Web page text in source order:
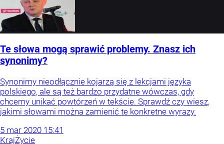
Te słowa mogą sprawić problemy. Znasz ich
synonimy?
Synonimy nieodłącznie kojarzą się z lekcjami języka
polskiego, ale są też bardzo przydatne wówczas, gdy
chcemy unikać powtórzeń w tekście. Sprawdź czy wiesz,
jakimi słowami można zamienić te konkretne wyrazy.
5 mar 2020 15:41
KrajŻycie